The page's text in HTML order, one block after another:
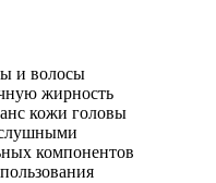
и волосы
жирность
кожи головы
компонентов